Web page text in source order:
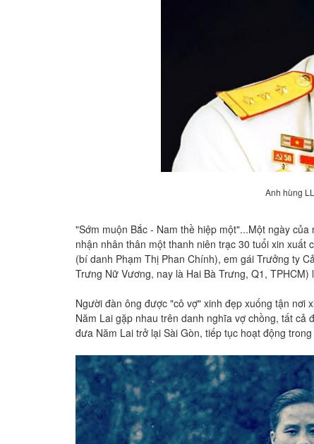
Anh hùng
"Sớm muộn Bắc - Nam thề hiệp một"...Một ngày
nhận nhân thân một thanh niên trạc 30 tuổi xin
(bí danh Phạm Thị Phan Chính), em gái Trưởng ty
Trưng Nữ Vương, nay là Hai Bà Trưng, Q1, TPHCM)
Người đàn ông được "cô vợ" xinh đẹp xuống tận nơi
Năm Lai gặp nhau trên danh nghĩa vợ chồng, tất cả
đưa Năm Lai trở lại Sài Gòn, tiếp tục hoạt động